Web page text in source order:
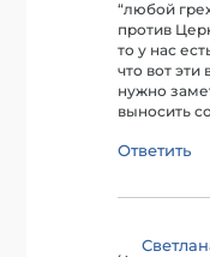
“любой
против
то у нас
что вот
нужно
выносить
Ответить